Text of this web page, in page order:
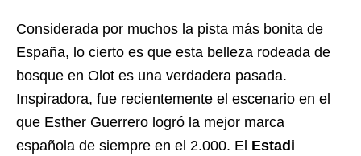
Considerada por muchos la pista más bonita de
España, lo cierto es que esta belleza rodeada de
bosque en Olot es una verdadera pasada.
Inspiradora, fue recientemente el escenario en el
que Esther Guerrero logró la mejor marca
española de siempre en el 2.000. El Estadi